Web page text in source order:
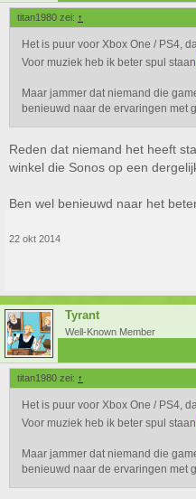
titan1980 zei: ↑
Het is puur voor Xbox One / PS4,
Voor muziek heb ik beter spul staan
Maar jammer dat niemand die
benieuwd naar de ervaringen met
Reden dat niemand het heeft
winkel die Sonos op een
Ben wel benieuwd naar het
22 okt 2014
Tyrant
Well-Known Member
titan1980 zei: ↑
Het is puur voor Xbox One / PS4,
Voor muziek heb ik beter spul staan
Maar jammer dat niemand die
benieuwd naar de ervaringen met